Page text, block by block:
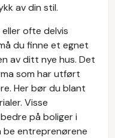
av din stil.
ofte delvis
du finne et egnet
av ditt nye hus. Det
som har utført
Her bør du blant
Visse
på boliger i
be entreprenørene